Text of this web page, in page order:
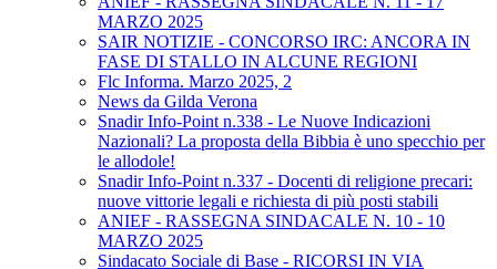
MARZO 2025
SAIR NOTIZIE - CONCORSO IRC: ANCORA IN
FASE DI STALLO IN ALCUNE REGIONI
Flc Informa. Marzo 2025, 2
News da Gilda Verona
Snadir Info-Point n.338 - Le Nuove Indicazioni
Nazionali? La proposta della Bibbia è uno specchio per
le allodole!
Snadir Info-Point n.337 - Docenti di religione precari:
nuove vittorie legali e richiesta di più posti stabili
ANIEF - RASSEGNA SINDACALE N. 10 - 10
MARZO 2025
Sindacato Sociale di Base - RICORSI IN VIA